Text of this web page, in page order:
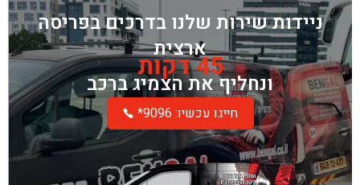
ניידות שירות שלנו בדרכים בפריסה
ארצית
45 דקות
ונחליף את הצמיג ברכב
*חייגו עכשיו: 9096